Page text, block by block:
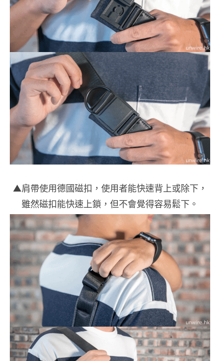
▲肩帶使用德國磁扣，使用者能快速背上或除下，
雖然磁扣能快速上鎖，但不會覺得容易鬆下。